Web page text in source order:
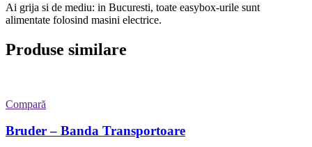
Ai grija si de mediu: in Bucuresti, toate easybox-urile sunt
alimentate folosind masini electrice.
Produse similare
Compară
Bruder – Banda Transportoare